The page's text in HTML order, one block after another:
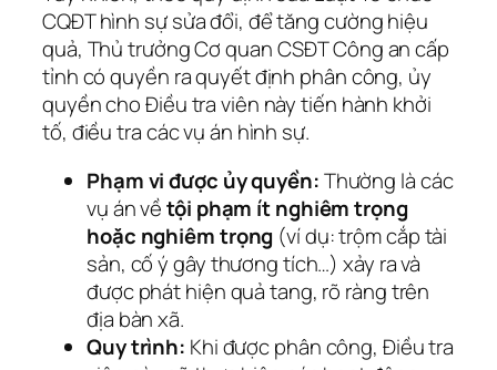
CQĐT hình sự sửa đổi, để tăng cường hiệu
quả, Thủ trưởng Cơ quan CSĐT Công an cấp
tỉnh có quyền ra quyết định phân công, ủy
quyền cho Điều tra viên này tiến hành khởi
tố, điều tra các vụ án hình sự.
Phạm vi được ủy quyền:Thường là các
vụ án vềtội phạm ít nghiêm trọng
hoặc nghiêm trọng (ví dụ: trộm cắp tài
sản, cố ý gây thương tích…) xảy ra và
được phát hiện quả tang, rõ ràng trên
địa bàn xã.
Quy trình: Khi được phân công, Điều tra